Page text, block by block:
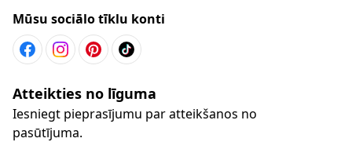
Mūsu sociālo tīklu konti
Atteikties no līguma
Iesniegt pieprasījumu par atteikšanos no
pasūtījuma.